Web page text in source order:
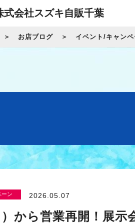
式会社スズキ自販千葉
お店ブログ イベント/キャン
ーン 2026.05.07
から営業再開！展示